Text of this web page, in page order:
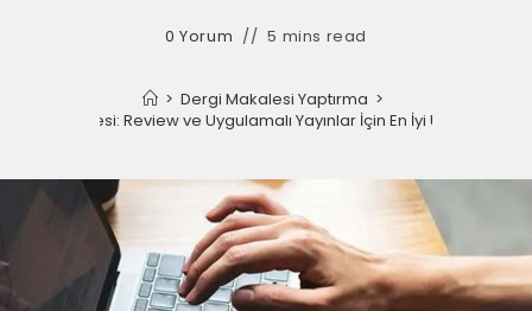
0 Yorum 5 mins read
> Dergi Makalesi Yaptırma >
Dergi Makalesi: Review ve Uygulamalı Yayınlar İçin En İyi Uygulamalar